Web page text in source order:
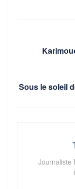
Sous le soleil
Journaliste